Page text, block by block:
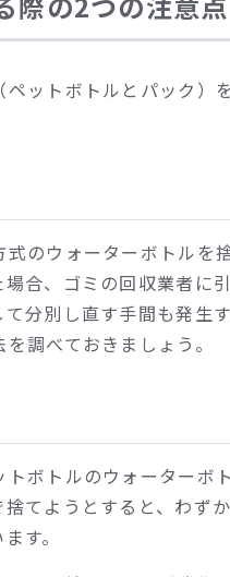
ットボトルとパック）
のウォーターボトルを
合、ゴミの回収業者に
分別し直す手間も発生
調べておきましょう。
ボトルのウォーターボ
てようとすると、わず
す。